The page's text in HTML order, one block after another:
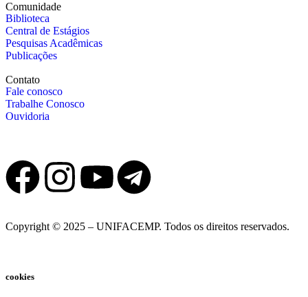
Comunidade
Biblioteca
Central de Estágios
Pesquisas Acadêmicas
Publicações
Contato
Fale conosco
Trabalhe Conosco
Ouvidoria
Copyright © 2025 – UNIFACEMP. Todos os direitos reservados.
cookies